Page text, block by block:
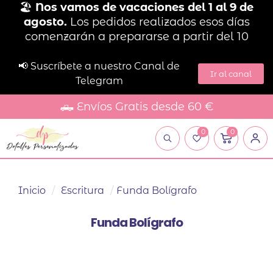
🏖️ Nos vamos de vacaciones del 1 al 9 de
agosto. Los pedidos realizados esos días
comenzarán a prepararse a partir del 10
📢 Suscríbete a nuestro Canal de
Telegram
Ir al canal
🛻 Envíos Gratis desde 60 €
0 0
Inicio / Escritura / Funda Bolígrafo
Funda Bolígrafo